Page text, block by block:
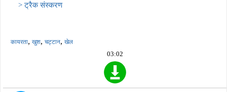
> ट्रैक संस्करण
कायरता, खुश, चट्टान, खेल
03:02